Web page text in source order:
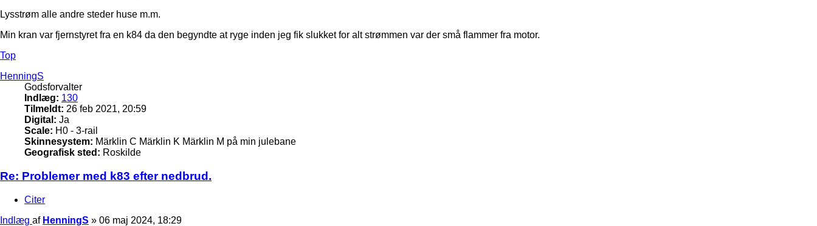
Lysstrøm alle andre steder huse m.m.
Min kran var fjernstyret fra en k84 da den begyndte at ryge inden jeg fik slukket for alt strømmen var der små flammer fra motor.
Top
HenningS
Godsforvalter
Indlæg: 130
Tilmeldt: 26 feb 2021, 20:59
Digital: Ja
Scale: H0 - 3-rail
Skinnesystem: Märklin C Märklin K Märklin M på min julebane
Geografisk sted: Roskilde
Re: Problemer med k83 efter nedbrud.
Citer
Indlæg af HenningS » 06 maj 2024, 18:29